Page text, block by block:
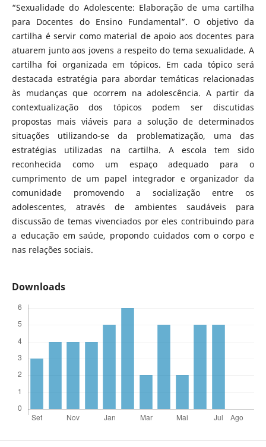
“Sexualidade do Adolescente: Elaboração de uma cartilha
para Docentes do Ensino Fundamental”. O objetivo da
cartilha é servir como material de apoio aos docentes para
atuarem junto aos jovens a respeito do tema sexualidade. A
cartilha foi organizada em tópicos. Em cada tópico será
destacada estratégia para abordar temáticas relacionadas
às mudanças que ocorrem na adolescência. A partir da
contextualização dos tópicos podem ser discutidas
propostas mais viáveis para a solução de determinados
situações utilizando-se da problematização, uma das
estratégias utilizadas na cartilha. A escola tem sido
reconhecida como um espaço adequado para o
cumprimento de um papel integrador e organizador da
comunidade promovendo a socialização entre os
adolescentes, através de ambientes saudáveis para
discussão de temas vivenciados por eles contribuindo para
a educação em saúde, propondo cuidados com o corpo e
nas relações sociais.
Downloads